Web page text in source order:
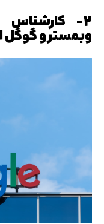
2- کارشناس
وبمستر و گوگل